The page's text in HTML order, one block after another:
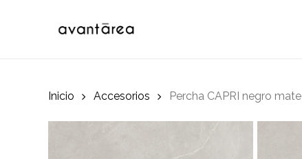
Inicio Accesorios Percha CAPRI negro mate